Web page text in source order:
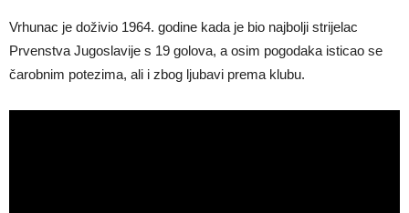
Vrhunac je doživio 1964. godine kada je bio najbolji strijelac
Prvenstva Jugoslavije s 19 golova, a osim pogodaka isticao se
čarobnim potezima, ali i zbog ljubavi prema klubu.